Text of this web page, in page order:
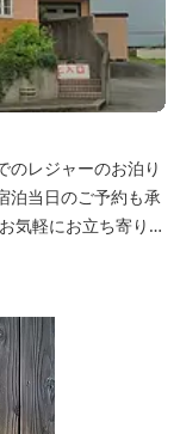
のレジャーのお泊り
泊当日のご予約も承
気軽にお立ち寄りく